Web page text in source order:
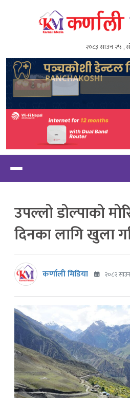
२०८३ साउन २५ ,
उपल्लो डोल्पाको
दिनका लागि खुला
कर्णाली मिडिया २०८२